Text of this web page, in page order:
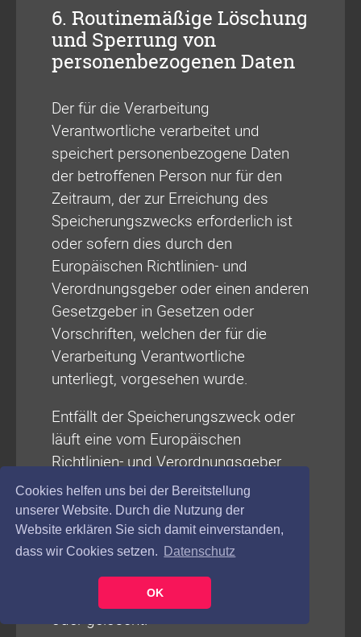
Cookies helfen uns bei der Bereitstellung
unserer Website. Durch die Nutzung der
Website erklären Sie sich damit einverstanden,
dass wir Cookies setzen. Datenschutz
OK
6. Routinemäßige Löschung
und Sperrung von
personenbezogenen Daten
Der für die Verarbeitung
Verantwortliche verarbeitet und
speichert personenbezogene Daten
der betroffenen Person nur für den
Zeitraum, der zur Erreichung des
Speicherungszwecks erforderlich ist
oder sofern dies durch den
Europäischen Richtlinien- und
Verordnungsgeber oder einen anderen
Gesetzgeber in Gesetzen oder
Vorschriften, welchen der für die
Verarbeitung Verantwortliche
unterliegt, vorgesehen wurde.
Entfällt der Speicherungszweck oder
läuft eine vom Europäischen
Richtlinien- und Verordnungsgeber
oder einem anderen zuständigen
Gesetzgeber vorgeschriebene
Speicherfrist ab, werden die
personenbezogenen Daten
routinemäßig und entsprechend den
gesetzlichen Vorschriften gesperrt
oder gelöscht.